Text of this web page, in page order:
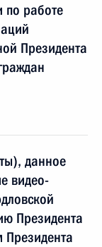
по работе
Президента
данное
видео-
Президента
Президента